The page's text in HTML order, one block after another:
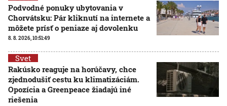
Podvodné ponuky ubytovania v
Chorvátsku: Pár kliknutí na internete a
môžete prísť o peniaze aj dovolenku
8. 8. 2026, 10:51:49
Svet
Rakúsko reaguje na horúčavy, chce
zjednodušiť cestu ku klimatizáciám.
Opozícia a Greenpeace žiadajú iné
riešenia